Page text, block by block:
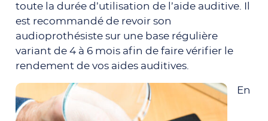
toute la durée d’utilisation de l’aide auditive. Il
est recommandé de revoir son
audioprothésiste sur une base régulière
variant de 4 à 6 mois afin de faire vérifier le
rendement de vos aides auditives.
En